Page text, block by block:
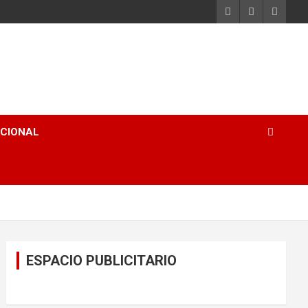
ESPACIO PUBLICITARIO